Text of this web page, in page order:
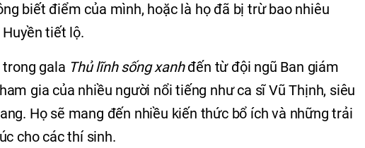
biết điểm của mình, hoặc là họ đã bị trừ bao nhiêu
tiết lộ.
gala Thủ lĩnh sống xanhđến từ đội ngũ Ban giám
gia của nhiều người nổi tiếng như ca sĩ Vũ Thịnh, siêu
Họ sẽ mang đến nhiều kiến thức bổ ích và những trải
cho các thí sinh.